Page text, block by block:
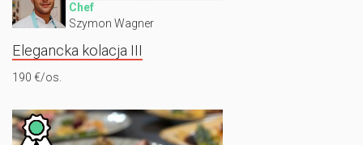
Chef
Szymon Wagner
Elegancka kolacja III
190 €/os.